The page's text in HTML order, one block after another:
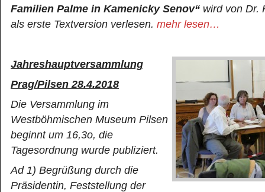
Familien Palme in Kamenicky Senov“ wird von Dr.
als erste Textversion verlesen. mehr lesen…
Jahreshauptversammlung
Prag/Pilsen 28.4.2018
Die Versammlung im
Westböhmischen Museum Pilsen
beginnt um 16,3o, die
Tagesordnung wurde publiziert.
Ad 1) Begrüßung durch die
Präsidentin, Feststellung der